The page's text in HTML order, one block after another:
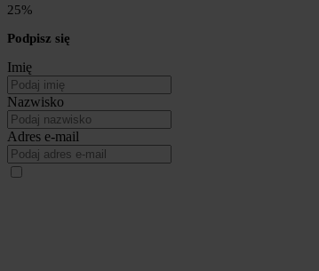
25%
Podpisz się
Imię
Nazwisko
Adres e-mail